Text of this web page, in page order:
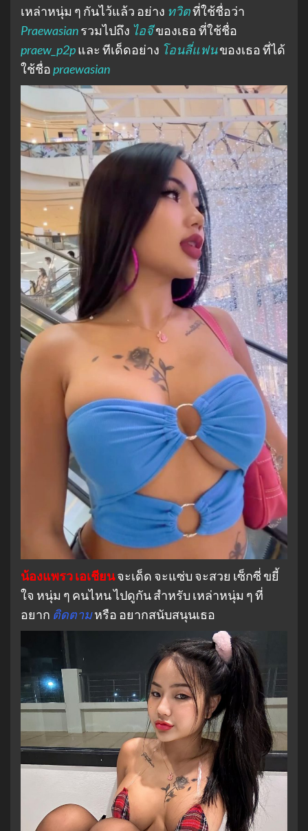
เหล่าหนุ่ม ๆ กันไว้แล้ว อย่าง ทวิตที่ใช้ชื่อว่า
Praewasianรวมไปถึง ไอจีของเธอ ที่ใช้ชื่อ
praew_p2pและ ทีเด็ดอย่าง โอนลี่แฟนของเธอ ที่ได้
ใช้ชื่อpraewasian
น้องแพรว เอเชียนจะเด็ด จะแซ่บ จะสวย เซ็กซี่ ขยี้
ใจ หนุ่ม ๆ คนไหน ไปดูกัน สำหรับ เหล่าหนุ่ม ๆ ที่
อยาก ติดตามหรือ อยากสนับสนุนเธอ